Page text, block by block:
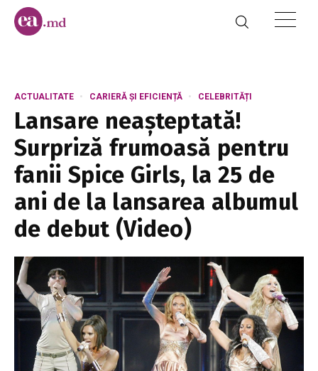
ACTUALITATE CARIERĂ ȘI EFICIENȚĂ CELEBRITĂȚI
Lansare neașteptată!
Surpriză frumoasă pentru
fanii Spice Girls, la 25 de
ani de la lansarea albumul
de debut (Video)